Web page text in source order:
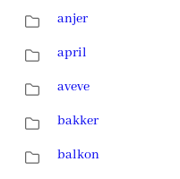
anjer
april
aveve
bakker
balkon